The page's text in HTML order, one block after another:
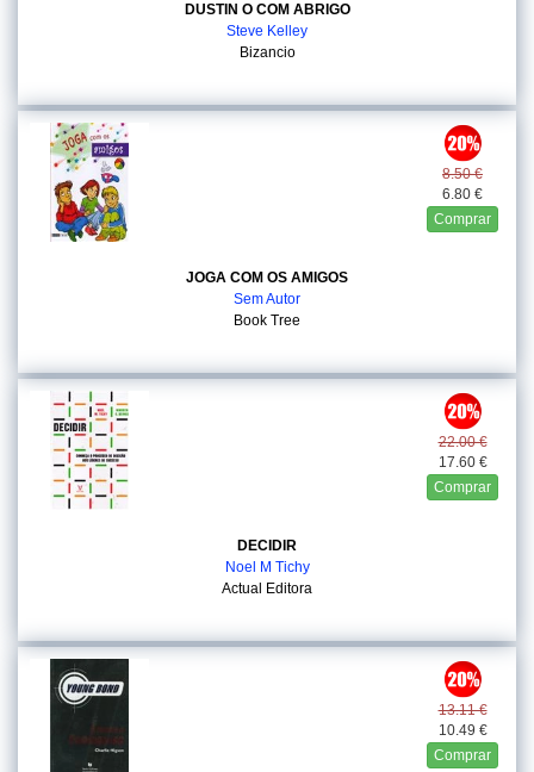
DUSTIN O COM ABRIGO
Steve Kelley
Bizancio
8.50 €
6.80 €
Comprar
JOGA COM OS AMIGOS
Sem Autor
Book Tree
22.00 €
17.60 €
Comprar
DECIDIR
Noel M Tichy
Actual Editora
13.11 €
10.49 €
Comprar